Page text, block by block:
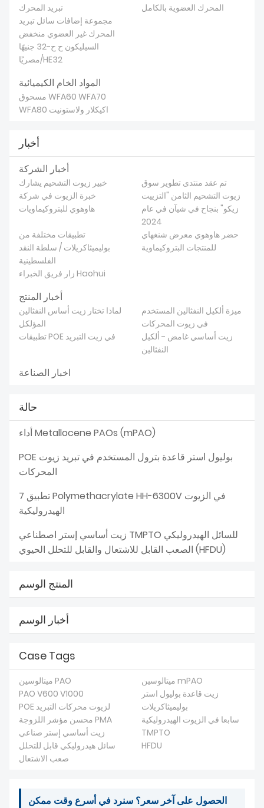
تبريد المحرك
المحرك العضوية بالكامل
مجموعة إضافات سائل تبريد
المحرك غير العضوي منخفض
السيليكون ح ح-32 جنيهًا
مصريًا/HE32
المواد الخام الكيميائية
مسحوق WFA60 WFA70
WFA80 اكيكلار ولاستونيت
أخبار
أخبار الشركة
خبير زيوت التشحيم يشارك
خبرة الزيوت في شركة
هاوهوي للبتروكيماويات
تم عقد منتدى تطوير سوق
زيوت التشحيم الثامن "التزييت
زيكو" بنجاح في شيآن في عام
2024
تطبيقات مختلفة من
بوليميثاكريلات / سلطة النقد
الفلسطينية
حضر هاوهوي معرض شنغهاي
للمنتجات البتروكيماوية
زار فريق الخبراء Haohui
أخبار المنتج
لماذا تختار زيت أساس النفثالين
المؤلكل
ميزة ألكيل النفثالين المستخدم
في زيوت المحركات
تطبيقات POE في زيت التبريد
زيت أساسي غامض - ألكيل
النفثالين
اخبار الصناعة
حالة
أداء Metallocene PAOs (mPAO)
POE بوليول استر قاعدة بترول المستخدم في تبريد زيوت
المحركات
تطبيق 7 Polymethacrylate HH-6300V في الزيوت
الهيدروليكية
زيت أساسي إستر اصطناعي TMPTO للسائل الهيدروليكي
الصعب القابل للاشتعال والقابل للتحلل الحيوي (HFDU)
المنتج الوسم
أخبار الوسم
Case Tags
ميتالوسين PAO
ميتالوسين mPAO
PAO V600 V1000
زيت قاعدة بوليول استر
POE لزيوت محركات التبريد
بوليميثاكريلات
محسن مؤشر اللزوجة PMA
سابعا في الزيوت الهيدروليكية
زيت أساسي إستر صناعي
TMPTO
سائل هيدروليكي قابل للتحلل
صعب الاشتعال
HFDU
الحصول على آخر سعر؟ سنرد في أسرع وقت ممكن